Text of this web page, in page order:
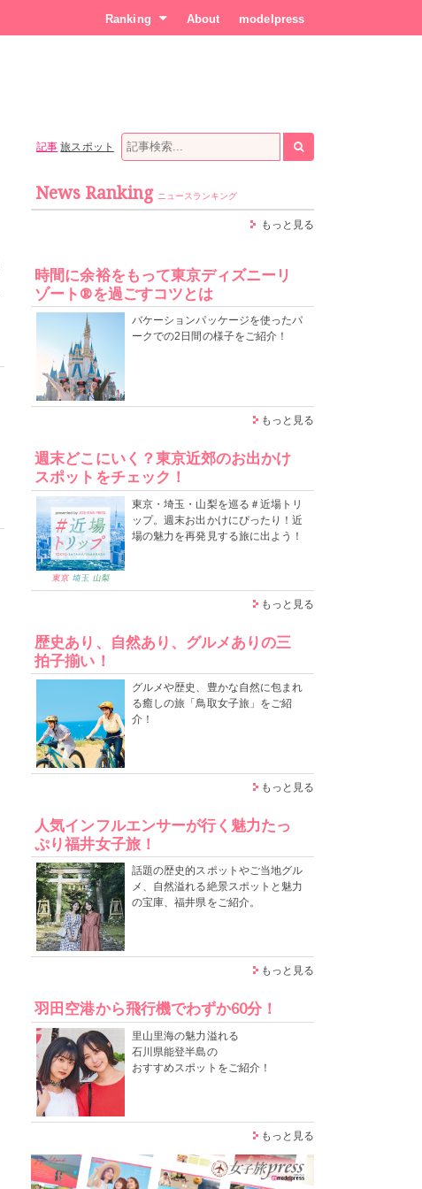
Ranking About modelpress
記事 旅スポット
News Ranking ニュースランキング
もっと見る
時間に余裕をもって東京ディズニーリ
ゾート®を過ごすコツとは
バケーションパッケージを使ったパ
ークでの2日間の様子をご紹介！
もっと見る
週末どこにいく？東京近郊のお出かけ
スポットをチェック！
東京・埼玉・山梨を巡る＃近場トリ
ップ。週末お出かけにぴったり！近
場の魅力を再発見する旅に出よう！
もっと見る
歴史あり、自然あり、グルメありの三
拍子揃い！
グルメや歴史、豊かな自然に包まれ
る癒しの旅「鳥取女子旅」をご紹
介！
もっと見る
人気インフルエンサーが行く魅力たっ
ぷり福井女子旅！
話題の歴史的スポットやご当地グル
メ、自然溢れる絶景スポットと魅力
の宝庫、福井県をご紹介。
もっと見る
羽田空港から飛行機でわずか60分！
里山里海の魅力溢れる
石川県能登半島の
おすすめスポットをご紹介！
もっと見る